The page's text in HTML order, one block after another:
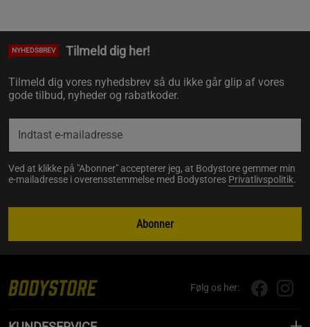
NYHEDSBREV Tilmeld dig her!
Tilmeld dig vores nyhedsbrev så du ikke går glip af vores
gode tilbud, nyheder og rabatkoder.
Ved at klikke på "Abonner" accepterer jeg, at Bodystore gemmer min
e-mailadresse i overensstemmelse med Bodystores Privatlivspolitik.
Abonner
Følg os her: